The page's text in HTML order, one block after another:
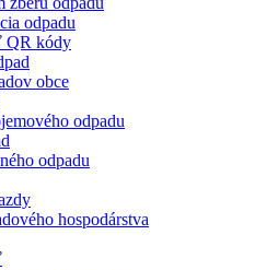
odpadu
QR kódy
obce
odpadu
odpadu
hospodárstva